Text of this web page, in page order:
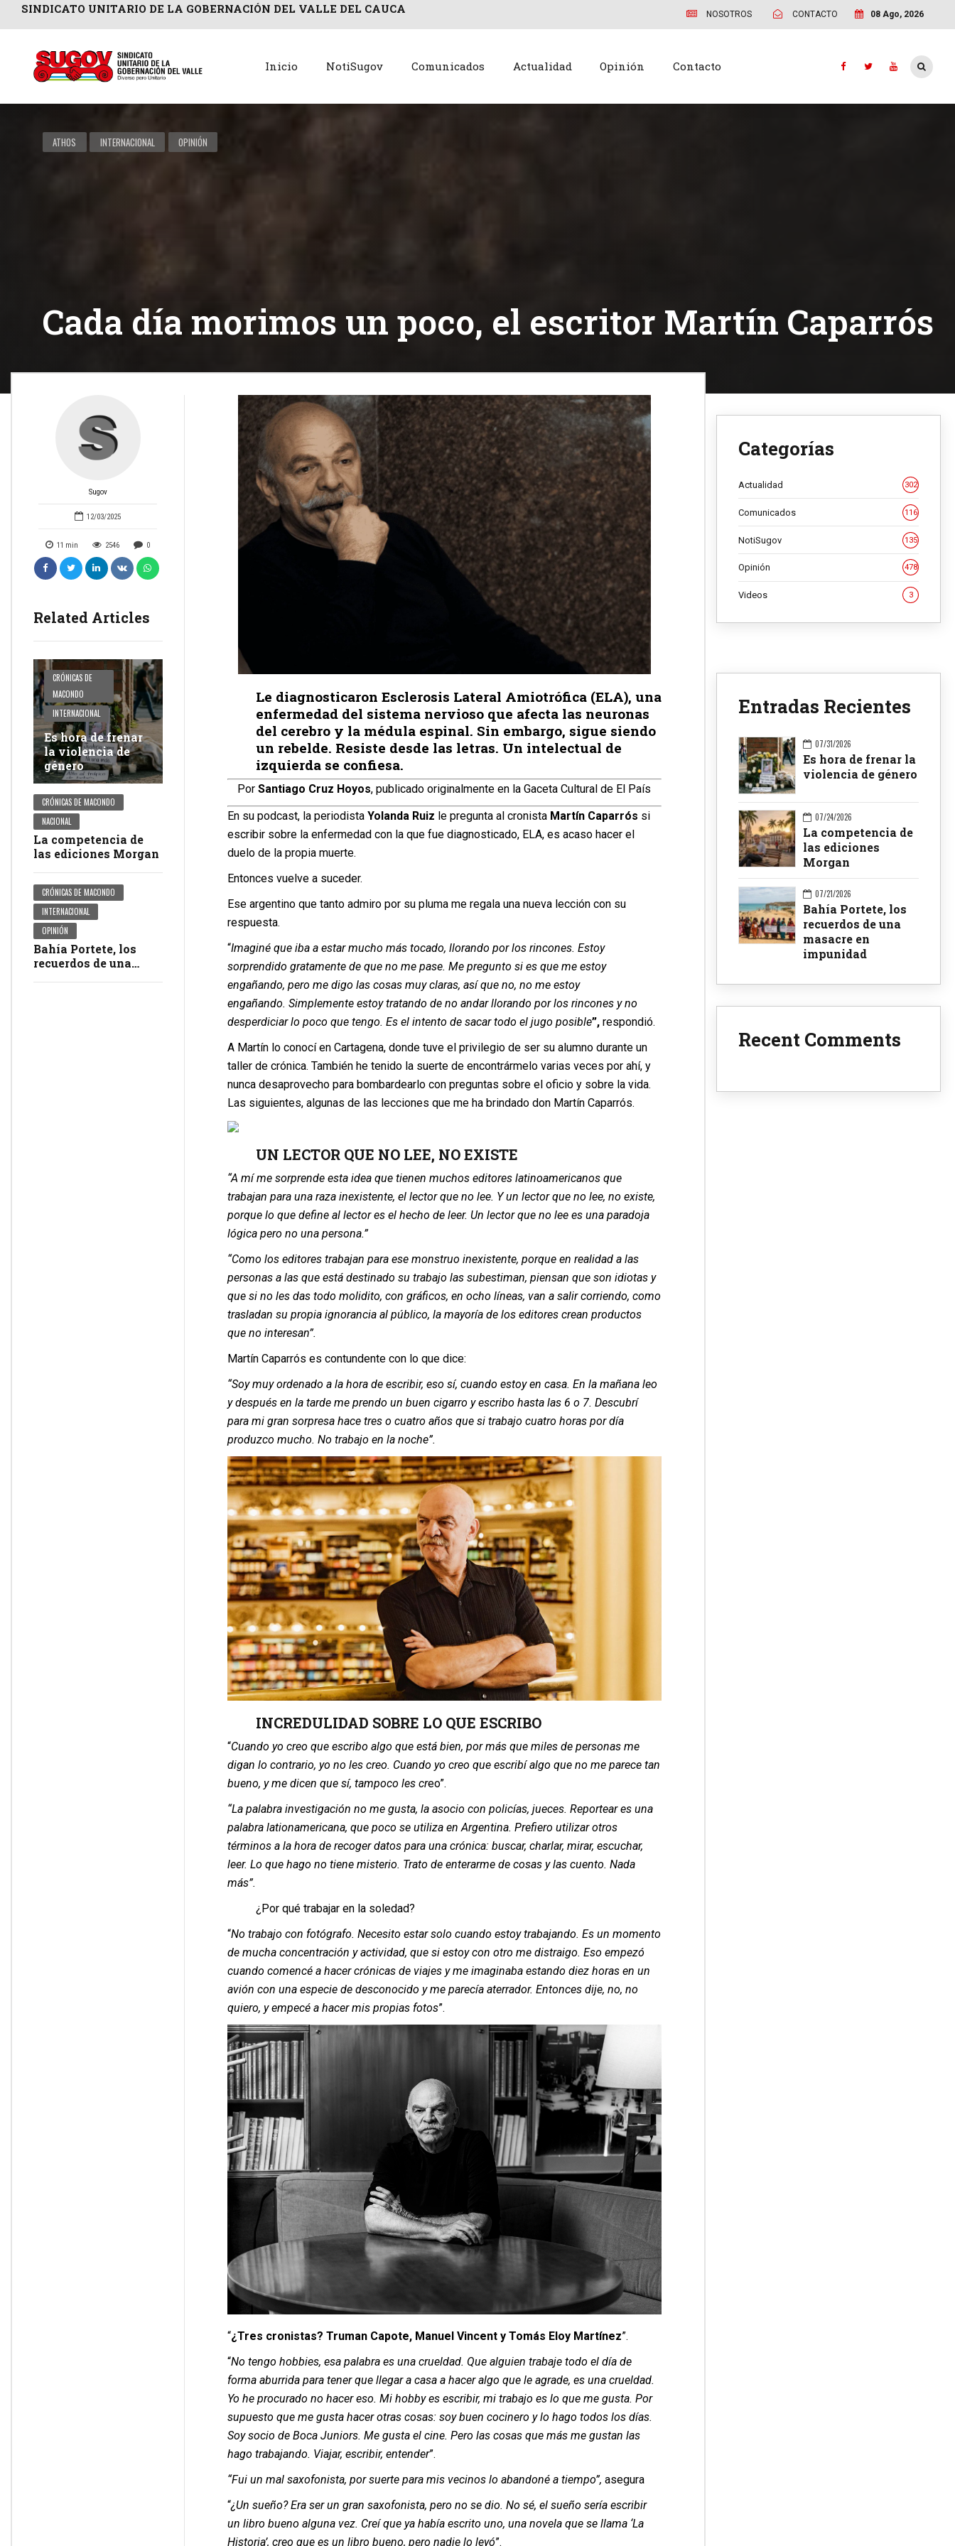
SINDICATO UNITARIO DE LA GOBERNACIÓN DEL VALLE DEL CAUCA NOSOTROS CONTACTO 08 Ago, 2026
Inicio NotiSugov Comunicados Actualidad Opinión Contacto
ATHOS INTERNACIONAL OPINIÓN
Cada día morimos un poco, el escritor Martín Caparrós
Sugov
12/03/2025
11 min 2546 0
Related Articles
CRÓNICAS DE
MACONDO
INTERNACIONAL
Es hora de frenar
la violencia de
género
CRÓNICAS DE MACONDO
NACIONAL
La competencia de
las ediciones Morgan
CRÓNICAS DE MACONDO
INTERNACIONAL
OPINIÓN
Bahía Portete, los
recuerdos de una
Le diagnosticaron Esclerosis Lateral Amiotrófica (ELA), una
enfermedad del sistema nervioso que afecta las neuronas
del cerebro y la médula espinal. Sin embargo, sigue siendo
un rebelde. Resiste desde las letras. Un intelectual de
izquierda se confiesa.
PorSantiago Cruz Hoyos, publicado originalmente en la Gaceta Cultural de El País
En su podcast, la periodista Yolanda Ruiz le pregunta al cronista Martín Caparrós si
escribir sobre la enfermedad con la que fue diagnosticado, ELA, es acaso hacer el
duelo de la propia muerte.
Entonces vuelve a suceder.
Ese argentino que tanto admiro por su pluma me regala una nueva lección con su
respuesta.
“Imaginé que iba a estar mucho más tocado, llorando por los rincones. Estoy
sorprendido gratamente de que no me pase. Me pregunto si es que me estoy
engañando, pero me digo las cosas muy claras, así que no, no me estoy
engañando. Simplemente estoy tratando de no andar llorando por los rincones y no
desperdiciar lo poco que tengo. Es el intento de sacar todo el jugo posible”, respondió.
A Martín lo conocí en Cartagena, donde tuve el privilegio de ser su alumno durante un
taller de crónica. También he tenido la suerte de encontrármelo varias veces por ahí, y
nunca desaprovecho para bombardearlo con preguntas sobre el oficio y sobre la vida.
Las siguientes, algunas de las lecciones que me ha brindado don Martín Caparrós.
UN LECTOR QUE NO LEE, NO EXISTE
“A mí me sorprende esta idea que tienen muchos editores latinoamericanos que
trabajan para una raza inexistente, el lector que no lee. Y un lector que no lee, no existe,
porque lo que define al lector es el hecho de leer. Un lector que no lee es una paradoja
lógica pero no una persona.”
“Como los editores trabajan para ese monstruo inexistente, porque en realidad a las
personas a las que está destinado su trabajo las subestiman, piensan que son idiotas y
que si no les das todo molidito, con gráficos, en ocho líneas, van a salir corriendo, como
trasladan su propia ignorancia al público, la mayoría de los editores crean productos
que no interesan”.
Martín Caparrós es contundente con lo que dice:
“Soy muy ordenado a la hora de escribir, eso sí, cuando estoy en casa. En la mañana leo
y después en la tarde me prendo un buen cigarro y escribo hasta las 6 o 7. Descubrí
para mi gran sorpresa hace tres o cuatro años que si trabajo cuatro horas por día
produzco mucho. No trabajo en la noche”.
INCREDULIDAD SOBRE LO QUE ESCRIBO
“Cuando yo creo que escribo algo que está bien, por más que miles de personas me
digan lo contrario, yo no les creo. Cuando yo creo que escribí algo que no me parece tan
bueno, y me dicen que sí, tampoco les creo”.
“La palabra investigación no me gusta, la asocio con policías, jueces. Reportear es una
palabra lationamericana, que poco se utiliza en Argentina. Prefiero utilizar otros
términos a la hora de recoger datos para una crónica: buscar, charlar, mirar, escuchar,
leer. Lo que hago no tiene misterio. Trato de enterarme de cosas y las cuento. Nada
más”.
¿Por qué trabajar en la soledad?
“No trabajo con fotógrafo. Necesito estar solo cuando estoy trabajando. Es un momento
de mucha concentración y actividad, que si estoy con otro me distraigo. Eso empezó
cuando comencé a hacer crónicas de viajes y me imaginaba estando diez horas en un
avión con una especie de desconocido y me parecía aterrador. Entonces dije, no, no
quiero, y empecé a hacer mis propias fotos”.
“¿Tres cronistas? Truman Capote, Manuel Vincent y Tomás Eloy Martínez”.
“No tengo hobbies, esa palabra es una crueldad. Que alguien trabaje todo el día de
forma aburrida para tener que llegar a casa a hacer algo que le agrade, es una crueldad.
Yo he procurado no hacer eso. Mi hobby es escribir, mi trabajo es lo que me gusta. Por
supuesto que me gusta hacer otras cosas: soy buen cocinero y lo hago todos los días.
Soy socio de Boca Juniors. Me gusta el cine. Pero las cosas que más me gustan las
hago trabajando. Viajar, escribir, entender”.
“Fui un mal saxofonista, por suerte para mis vecinos lo abandoné a tiempo”, asegura
“¿Un sueño?Era ser un gran saxofonista, pero no se dio. No sé, el sueño sería escribir
un libro bueno alguna vez. Creí que ya había escrito uno, una novela que se llama ‘La
Historia’, creo que es un libro bueno, pero nadie lo leyó”.
Categorías
Actualidad 302
Comunicados 116
NotiSugov 135
Opinión 478
Videos 3
Entradas Recientes
07/31/2026
Es hora de frenar la
violencia de género
07/24/2026
La competencia de
las ediciones
Morgan
07/21/2026
Bahía Portete, los
recuerdos de una
masacre en
impunidad
Recent Comments